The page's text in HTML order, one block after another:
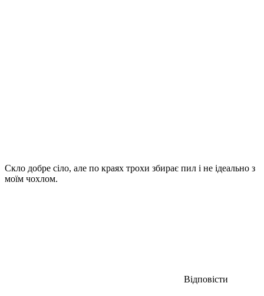
Скло добре сіло, але по краях трохи збирає пил і не ідеально з
моїм чохлом.
Відповісти